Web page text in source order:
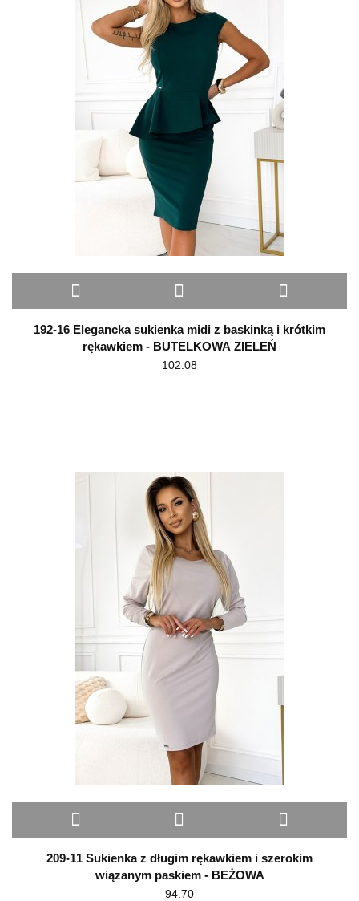
192-16 Elegancka sukienka midi z baskinką i krótkim
rękawkiem - BUTELKOWA ZIELEŃ
102.08
209-11 Sukienka z długim rękawkiem i szerokim
wiązanym paskiem - BEŻOWA
94.70